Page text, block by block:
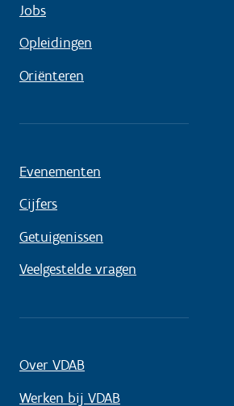
Jobs
Opleidingen
Oriënteren
Evenementen
Cijfers
Getuigenissen
Veelgestelde vragen
Over VDAB
Werken bij VDAB